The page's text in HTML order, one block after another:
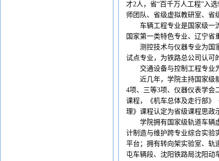
才2人，省“百千万人工程”入
师团队、省级虚拟教研室、省
车辆工程专业是国家级一
国家第一类特色专业、辽宁
测控技术与仪器专业为国
试点专业，为铁路总公司认可
交通设备与控制工程专业
近几年，学院主持国家级
4项、三等3项、仪器仪表学
课程，《机车总体及走行部》
理》课程认定为省级课程思政
学院拥有国家级轨道车辆
计制造与维护跨专业综合实验
平台；拥有转向架实验室、轨
屯车辆段、沈阳铁路局沈阳动